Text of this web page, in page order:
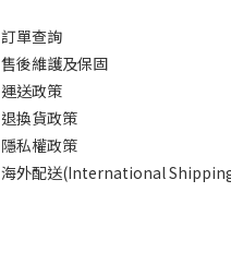
訂單查詢
售後維護及保固
運送政策
退換貨政策
隱私權政策
海外配送(International